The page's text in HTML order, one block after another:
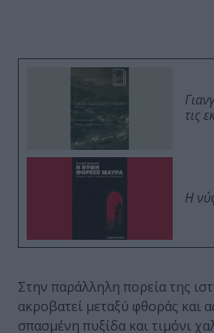
τις
Η
Στην παράλληλη πορεία της
ακροβατεί μεταξύ φθοράς και
σπασμένη πυξίδα και τιμόνι